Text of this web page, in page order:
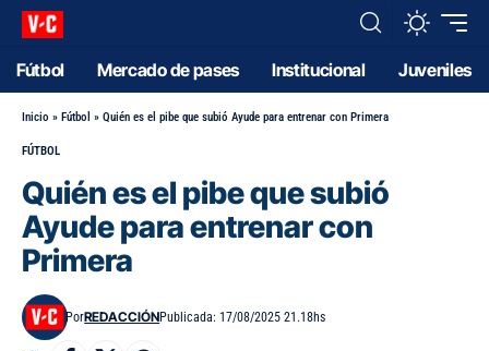
Fútbol Mercado de pases Institucional Juveniles
Inicio » Fútbol » Quién es el pibe que subió Ayude para entrenar con Primera
FÚTBOL
Quién es el pibe que subió
Ayude para entrenar con
Primera
PorREDACCIÓNPublicada: 17/08/2025 21.18hs